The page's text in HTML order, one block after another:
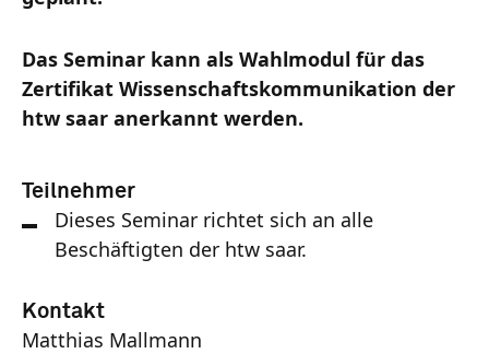
Das Seminar kann als Wahlmodul für das
Zertifikat Wissenschaftskommunikation der
htw saar anerkannt werden.
Teilnehmer
Dieses Seminar richtet sich an alle
Beschäftigten der htw saar.
Kontakt
Matthias Mallmann